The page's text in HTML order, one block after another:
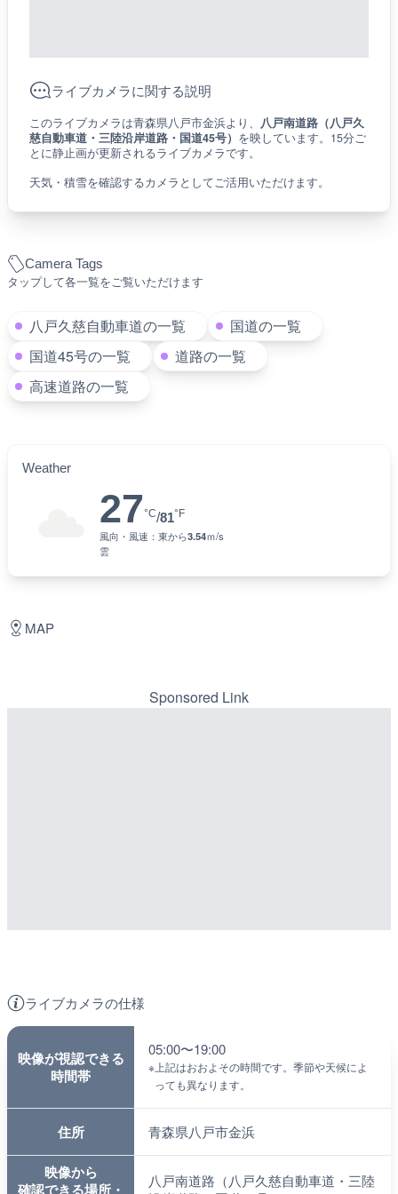
Camera Tags
タップして各一覧をご覧いただけます
八戸久慈自動車道の一覧
国道の一覧
国道45号の一覧
道路の一覧
高速道路の一覧
Weather
27°C/81°F
風向・風速： 東から3.54ｍ/s
雲
ライブカメラに関する説明
このライブカメラは青森県八戸市金浜より、 八戸南道路（八戸久
慈自動車道・三陸沿岸道路・国道45号） を映しています。15分ご
とに静止画が更新されるライブカメラです。
天気・積雪を確認するカメラとしてご活用いただけます。
ライブカメラの仕様
映像が視認できる
時間帯
05:00〜19:00
※ 上記はおおよその時間です。季節や天候によ
っても異なります。
住所 青森県八戸市金浜
映像から
確認できる場所・
八戸南道路（八戸久慈自動車道・三陸
MAP
Sponsored Link